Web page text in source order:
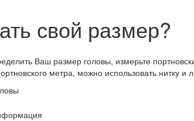
свой размер?
Ваш размер головы, измерьте
метра, можно использовать нитку